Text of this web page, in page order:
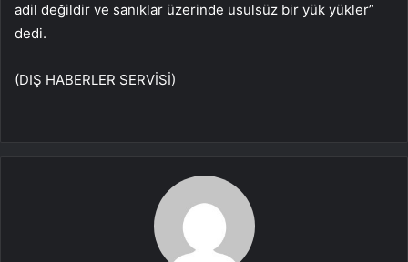
adil değildir ve sanıklar üzerinde usulsüz bir yük yükler”
dedi.
(DIŞ HABERLER SERVİSİ)